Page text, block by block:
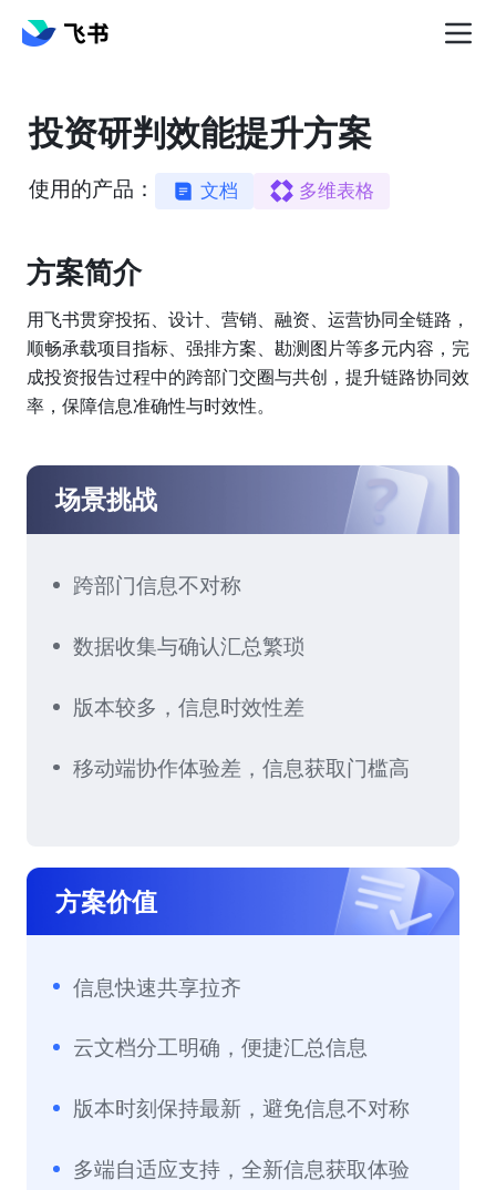
投资研判效能提升方案
使用的产品： 文档 多维表格
方案简介️
用飞书贯穿投拓、设计、营销、融资、运营协同全链路，
顺畅承载项目指标、强排方案、勘测图片等多元内容，完
成投资报告过程中的跨部门交圈与共创，提升链路协同效
率，保障信息准确性与时效性。
场景挑战
跨部门信息不对称
数据收集与确认汇总繁琐
版本较多，信息时效性差
移动端协作体验差，信息获取门槛高
方案价值
信息快速共享拉齐
云文档分工明确，便捷汇总信息
版本时刻保持最新，避免信息不对称
多端自适应支持，全新信息获取体验